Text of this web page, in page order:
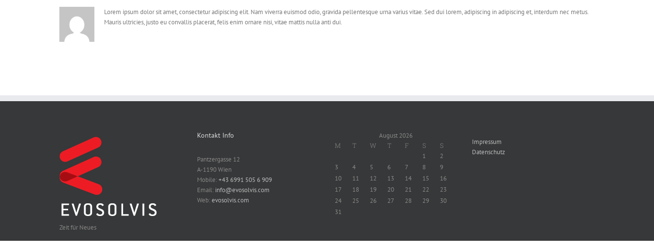
Lorem ipsum dolor sit amet, consectetur adipiscing elit. Nam viverra euismod odio, gravida pellentesque urna varius vitae. Sed dui lorem, adipiscing in adipiscing et, interdum nec metus.
Mauris ultricies, justo eu convallis placerat, felis enim ornare nisi, vitae mattis nulla anti dui.
Zeit für Neues
Kontakt Info
Pantzergasse 12
A-1190 Wien
Mobile:+43 6991 505 6 909
Email: info@evosolvis.com
Web:evosolvis.com
August 2026
M T W T F S S
1
2
3
4 5 6 7 8
9
10
11 12 13 14 15
16
17
18 19 20 21 22
23
24
25 26 27 28 29
30
31
Impressum
Datenschutz